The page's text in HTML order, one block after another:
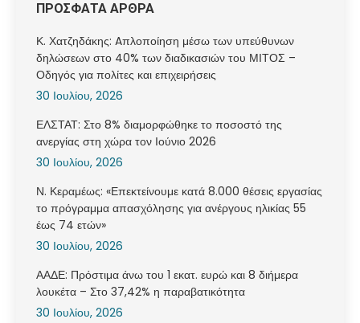
ΠΡΟΣΦΑΤΑ ΑΡΘΡΑ
Κ. Χατζηδάκης: Aπλοποίηση μέσω των υπεύθυνων
δηλώσεων στο 40% των διαδικασιών του ΜΙΤΟΣ –
Οδηγός για πολίτες και επιχειρήσεις
30 Ιουλίου, 2026
ΕΛΣΤΑΤ: Στο 8% διαμορφώθηκε το ποσοστό της
ανεργίας στη χώρα τον Ιούνιο 2026
30 Ιουλίου, 2026
Ν. Κεραμέως: «Επεκτείνουμε κατά 8.000 θέσεις εργασίας
το πρόγραμμα απασχόλησης για ανέργους ηλικίας 55
έως 74 ετών»
30 Ιουλίου, 2026
ΑΑΔΕ: Πρόστιμα άνω του 1 εκατ. ευρώ και 8 διήμερα
λουκέτα – Στο 37,42% η παραβατικότητα
30 Ιουλίου, 2026